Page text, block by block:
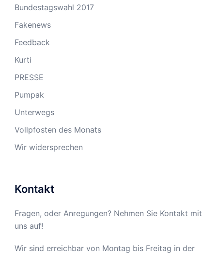
Bundestagswahl 2017
Fakenews
Feedback
Kurti
PRESSE
Pumpak
Unterwegs
Vollpfosten des Monats
Wir widersprechen
Kontakt
Fragen, oder Anregungen? Nehmen Sie Kontakt mit
uns auf!
Wir sind erreichbar von Montag bis Freitag in der